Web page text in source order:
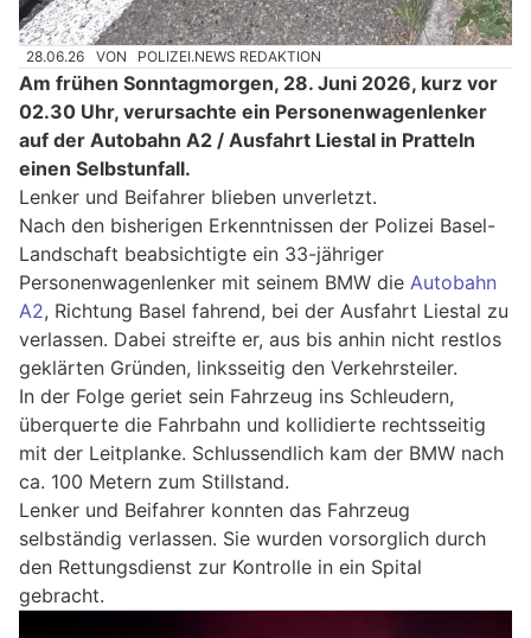
28.06.26 VON POLIZEI.NEWS REDAKTION
Am frühen Sonntagmorgen, 28. Juni 2026, kurz vor
02.30 Uhr, verursachte ein Personenwagenlenker
auf der Autobahn A2 / Ausfahrt Liestal in Pratteln
einen Selbstunfall.
Lenker und Beifahrer blieben unverletzt.
Nach den bisherigen Erkenntnissen der Polizei Basel-
Landschaft beabsichtigte ein 33-jähriger
Personenwagenlenker mit seinem BMW die Autobahn
A2, Richtung Basel fahrend, bei der Ausfahrt Liestal zu
verlassen. Dabei streifte er, aus bis anhin nicht restlos
geklärten Gründen, linksseitig den Verkehrsteiler.
In der Folge geriet sein Fahrzeug ins Schleudern,
überquerte die Fahrbahn und kollidierte rechtsseitig
mit der Leitplanke. Schlussendlich kam der BMW nach
ca. 100 Metern zum Stillstand.
Lenker und Beifahrer konnten das Fahrzeug
selbständig verlassen. Sie wurden vorsorglich durch
den Rettungsdienst zur Kontrolle in ein Spital
gebracht.